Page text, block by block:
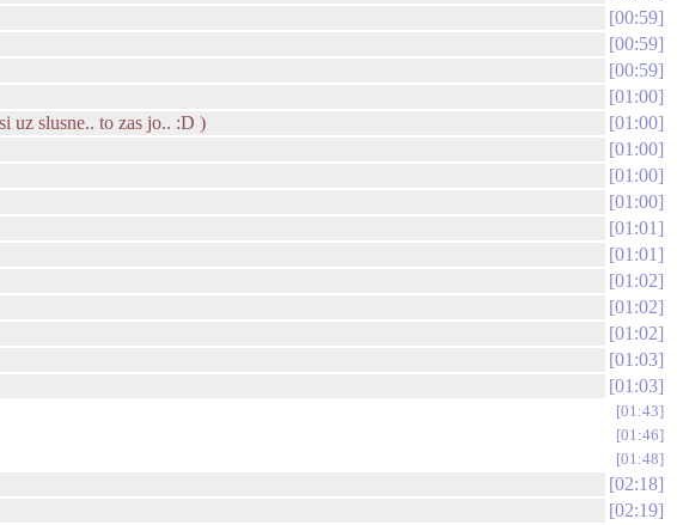
00:59
00:59
00:59
01:00
uz slusne.. to zas jo.. :D )
01:00
01:00
01:00
01:00
01:01
01:01
01:02
01:02
01:02
01:03
01:03
01:43
01:46
01:48
02:18
02:19